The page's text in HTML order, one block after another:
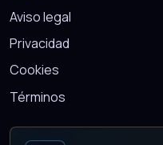
Aviso legal
Privacidad
Cookies
Términos